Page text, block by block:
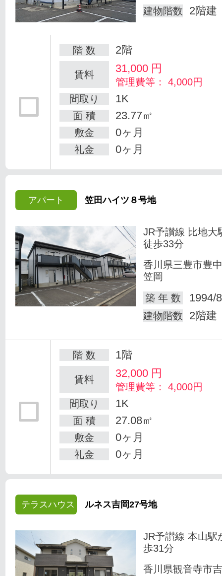
建物階数 2階建
階 数 2階
賃料 31,000 円
管理費等： 4,000円
間取り
1K
面 積 23.77㎡
敷金 0ヶ月
礼金 0ヶ月
アパート 笠田ハイツ８号地
JR予讃線 比地大
徒歩33分
香川県三豊市豊
笠岡
築 年 数
1994/
建物階数 2階建
階 数 1階
賃料 32,000 円
管理費等： 4,000円
間取り
1K
面 積 27.08㎡
敷金 0ヶ月
礼金 0ヶ月
テラスハウス ルネス吉岡27号地
JR予讃線 本山駅
歩31分
香川県観音寺市